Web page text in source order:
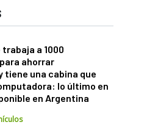
a 1000
ahorrar
tiene una cabina que
lo último en
en Argentina